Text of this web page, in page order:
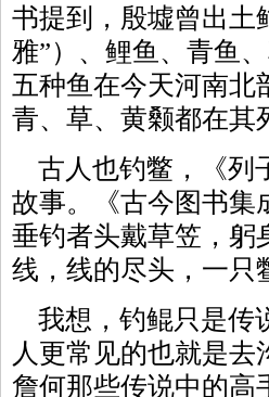
书提到，殷墟曾出土
雅”）、鲤鱼、青鱼
五种鱼在今天河南北
青、草、黄颡都在其
古人也钓鳖，《列
故事。《古今图书集
垂钓者头戴草笠，躬
线，线的尽头，一只
我想，钓鲲只是传
人更常见的也就是
詹何那些传说中的高